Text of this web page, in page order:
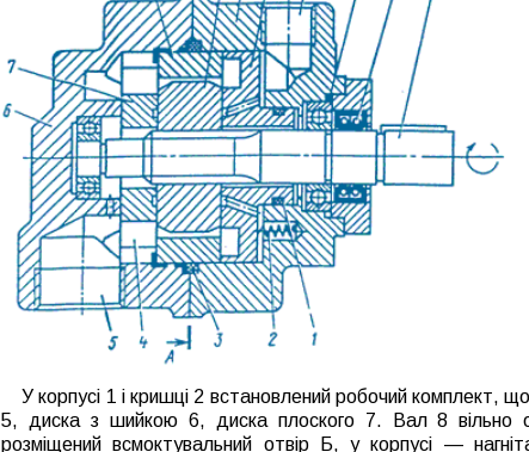
У корпусі 1 і кришці 2 встановлений робочий комплект,
5, диска з шийкою 6, диска плоского 7. Вал 8 вільно
розміщений всмоктувальний отвір Б, у корпусі —